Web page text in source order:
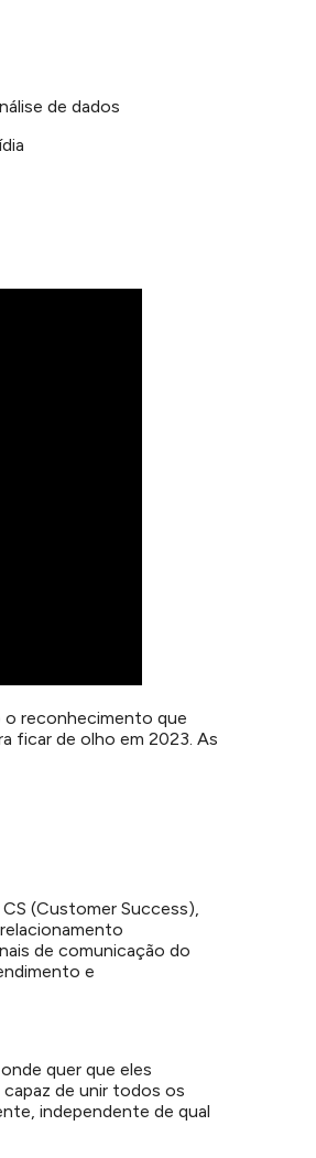
de dados
o reconhecimento que
ficar de olho em 2023. As
(Customer Success),
de comunicação do
e
quer que eles
de unir todos os
independente de qual